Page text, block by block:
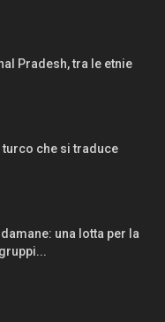
Pradesh, tra le etnie
che si traduce
una lotta per la